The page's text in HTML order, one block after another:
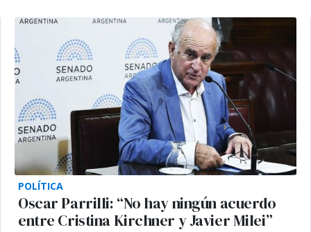
POLÍTICA
Oscar Parrilli: “No hay ningún acuerdo
entre Cristina Kirchner y Javier Milei”